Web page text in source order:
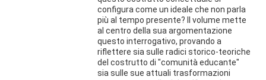
configura come un ideale che non parla
più al tempo presente? Il volume mette
al centro della sua argomentazione
questo interrogativo, provando a
riflettere sia sulle radici storico-teoriche
del costrutto di "comunità educante"
sia sulle sue attuali trasformazioni